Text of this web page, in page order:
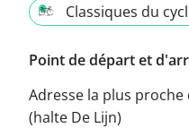
Classiques du
Point de départ et
Adresse la plus
(halte De Lijn)